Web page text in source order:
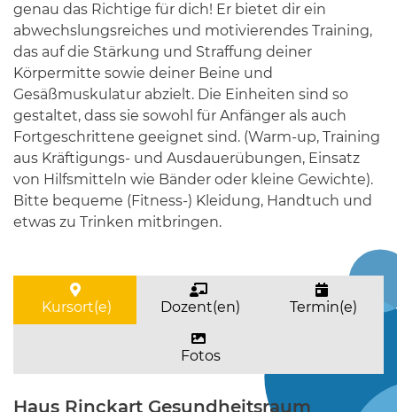
genau das Richtige für dich! Er bietet dir ein
abwechslungsreiches und motivierendes Training,
das auf die Stärkung und Straffung deiner
Körpermitte sowie deiner Beine und
Gesäßmuskulatur abzielt. Die Einheiten sind so
gestaltet, dass sie sowohl für Anfänger als auch
Fortgeschrittene geeignet sind. (Warm-up, Training
aus Kräftigungs- und Ausdauerübungen, Einsatz
von Hilfsmitteln wie Bänder oder kleine Gewichte).
Bitte bequeme (Fitness-) Kleidung, Handtuch und
etwas zu Trinken mitbringen.
Kursort(e) Dozent(en) Termin(e)
Fotos
Haus Rinckart Gesundheitsraum